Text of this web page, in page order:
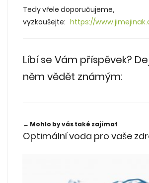
Tedy vřele doporučujeme,
vyzkoušejte: https://
Líbí se Vám příspěvek?
něm vědět známým:
← Mohlo by vás také zajímat
Optimální voda pro vaše